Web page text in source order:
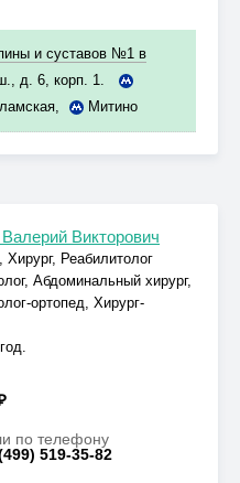
и суставов №1 в
д. 6, корп. 1.
, Митино
Викторович
Хирург, Реабилитолог
Абдоминальный хирург,
ортопед, Хирург-
по телефону
519-35-82